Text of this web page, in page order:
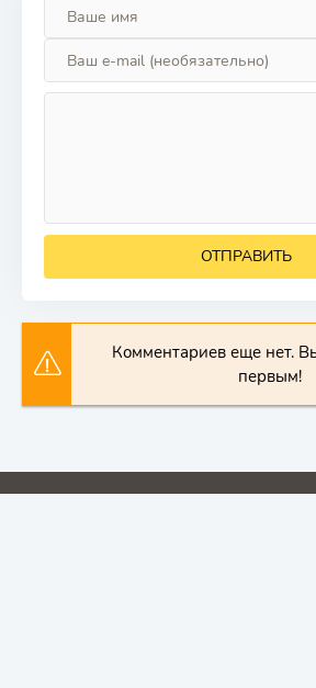
ОТПРАВИТЬ
Комментариев еще нет.
первым!